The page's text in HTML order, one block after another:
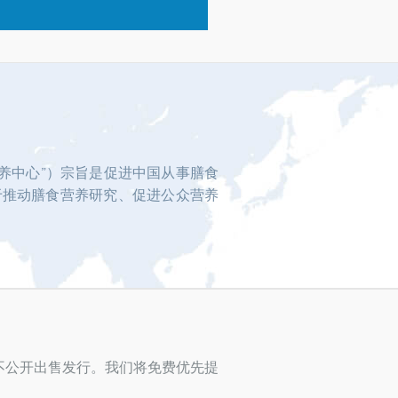
中心”）宗旨是促进中国从事膳食
动膳食营养研究、促进公众营养
开出售发行。我们将免费优先提